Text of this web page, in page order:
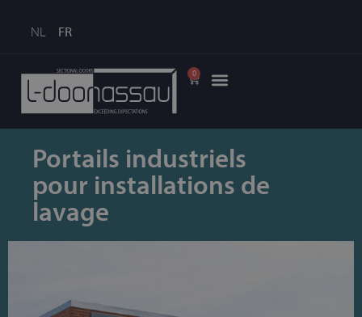
NL FR
0
Portails industriels
pour installations de
lavage